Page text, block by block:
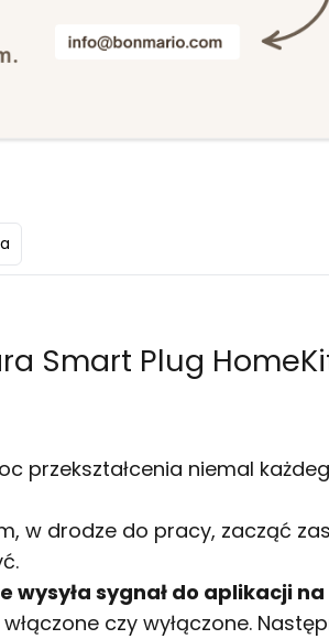
Smart Plug
przekształcenia niemal
w drodze do pracy, zacząć
wysyła sygnał do aplikacji
czy wyłączone.